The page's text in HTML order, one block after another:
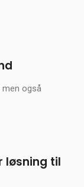
men også
løsning til